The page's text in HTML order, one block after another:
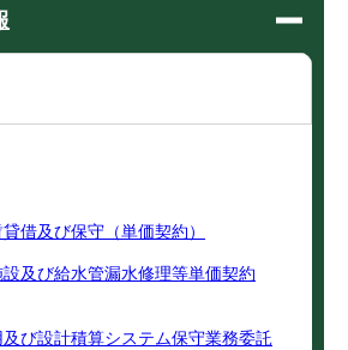
借及び保守（単価契約）
及び給水管漏水修理等単価契約
び設計積算システム保守業務委託